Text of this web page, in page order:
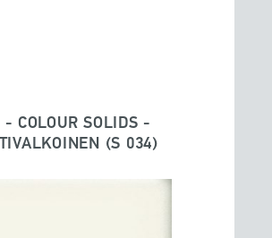
- COLOUR SOLIDS -
(S 034)